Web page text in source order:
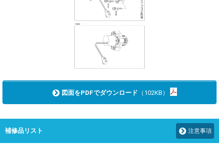
図面をPDFでダウンロード （102KB）
補修品リスト 注意事項